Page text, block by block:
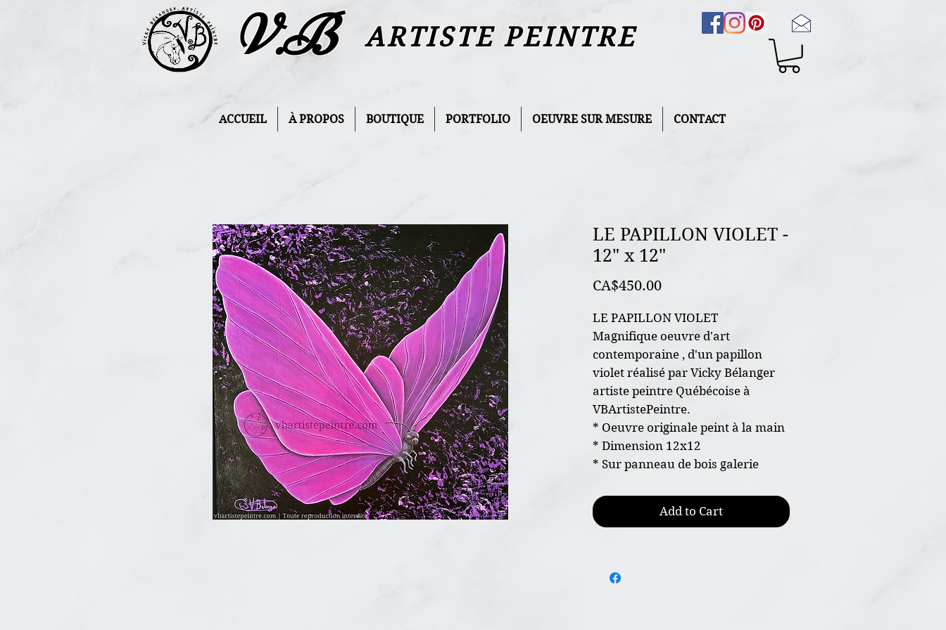
V.B ARTISTE PEINTRE
ACCUEIL À PROPOS BOUTIQUE PORTFOLIO OEUVRE SUR MESURE CONTACT
LE PAPILLON VIOLET -
12" x 12"
CA$450.00Price
LE PAPILLON VIOLET
Magnifique oeuvre d'art
contemporaine , d'un papillon
violet réalisé par Vicky Bélanger
artiste peintre Québécoise à
VBArtistePeintre.
* Oeuvre originale peint à la main
* Dimension 12x12
* Sur panneau de bois galerie
* Système d'accrochage déjà
installé prêt à être installé dans
l'envoi
Add to Cart